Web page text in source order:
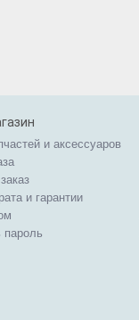
и аксессуаров
и гарантии
пароль